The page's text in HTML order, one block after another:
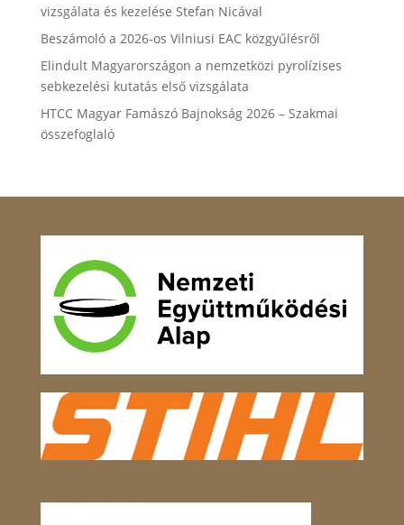
vizsgálata és kezelése Stefan Nicával
Beszámoló a 2026-os Vilniusi EAC közgyűlésről
Elindult Magyarországon a nemzetközi pyrolízises
sebkezelési kutatás első vizsgálata
HTCC Magyar Famászó Bajnokság 2026 – Szakmai
összefoglaló